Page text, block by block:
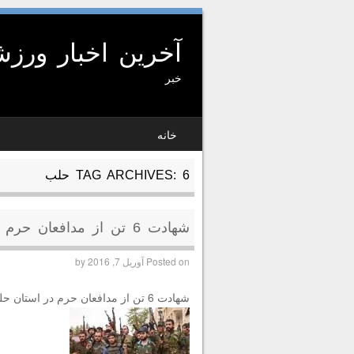
آخرین اخبار
خبر
MENU
SKIP TO CONTENT
خانه
TAG ARCHIVES:6 حلب
شهادت 6 تن از مدافعان حرم در استان حلب
Posted on آوریل 7, 2016 by
شهادت 6 تن از مدافعان حرم در استان حلب